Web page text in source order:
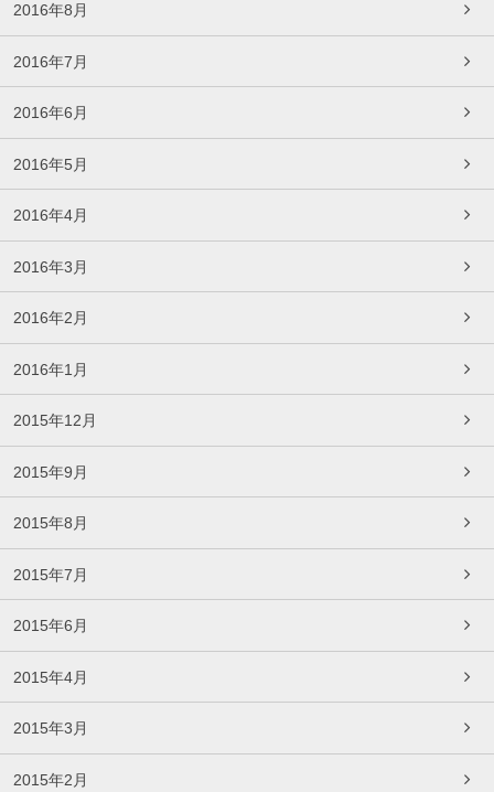
2016年8月
2016年7月
2016年6月
2016年5月
2016年4月
2016年3月
2016年2月
2016年1月
2015年12月
2015年9月
2015年8月
2015年7月
2015年6月
2015年4月
2015年3月
2015年2月